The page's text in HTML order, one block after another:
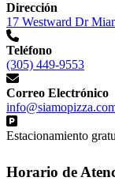
Dirección
17 Westward Dr
Teléfono
(305) 449-9553
Correo Electrónico
Estacionamiento
Horario de